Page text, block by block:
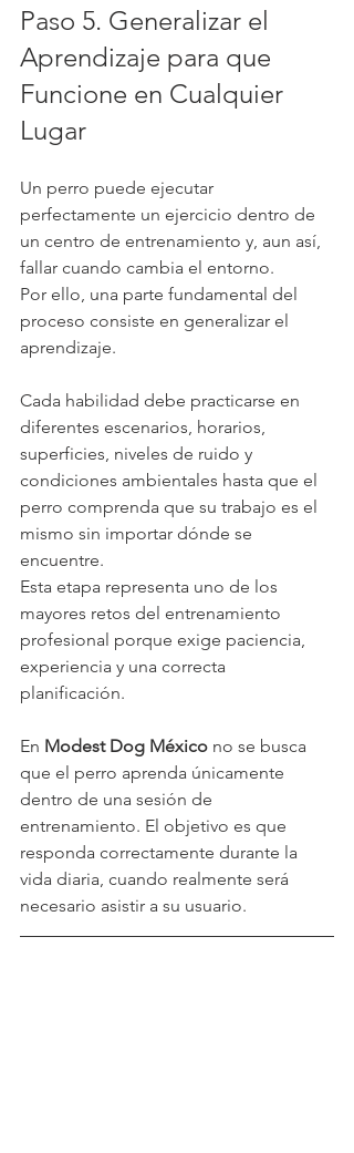
Paso 5. Generalizar el
Aprendizaje para que
Funcione en Cualquier
Lugar
Un perro puede ejecutar
perfectamente un ejercicio dentro de
un centro de entrenamiento y, aun así,
fallar cuando cambia el entorno.
Por ello, una parte fundamental del
proceso consiste en generalizar el
aprendizaje.
Cada habilidad debe practicarse en
diferentes escenarios, horarios,
superficies, niveles de ruido y
condiciones ambientales hasta que el
perro comprenda que su trabajo es el
mismo sin importar dónde se
encuentre.
Esta etapa representa uno de los
mayores retos del entrenamiento
profesional porque exige paciencia,
experiencia y una correcta
planificación.
En Modest Dog México no se busca
que el perro aprenda únicamente
dentro de una sesión de
entrenamiento. El objetivo es que
responda correctamente durante la
vida diaria, cuando realmente será
necesario asistir a su usuario.